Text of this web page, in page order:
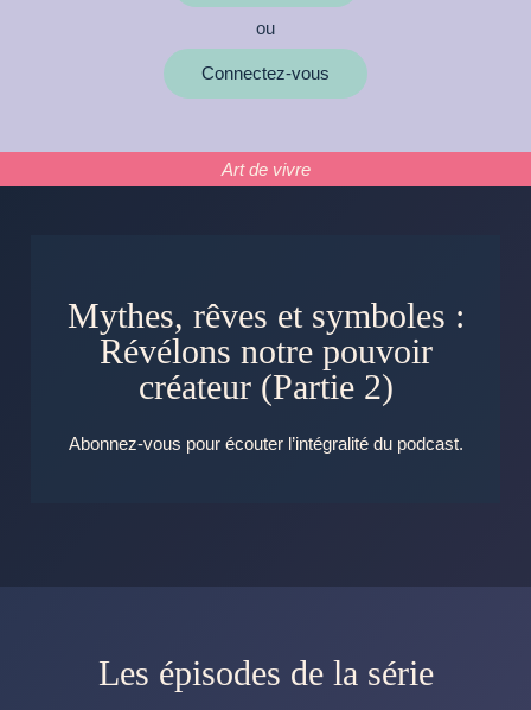
ou
Connectez-vous
Art de vivre
Mythes, rêves et symboles :
Révélons notre pouvoir
créateur (Partie 2)
Abonnez-vous pour écouter l’intégralité du podcast.
Les épisodes de la série